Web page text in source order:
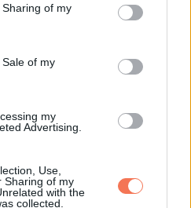
behaviour. You may click to
and its third-party tags to
purposes in below Google
of my
of my
my
Advertising.
Use,
Sharing of my
with the
collected.
keze a kezébe csúszott.
okoztam neked.”
hogy nem csak egymás
tartoznak.
sírva ébredt, átkarolta.